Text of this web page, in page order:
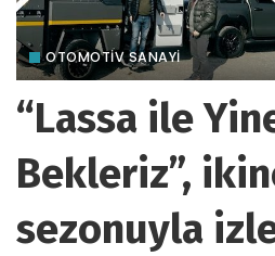
OTOMOTIV SANAYI
“Lassa ile
Bekleriz”,
sezonuyla